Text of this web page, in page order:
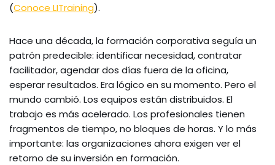
(Conoce LITraining).
Hace una década, la formación corporativa seguía un
patrón predecible: identificar necesidad, contratar
facilitador, agendar dos días fuera de la oficina,
esperar resultados. Era lógico en su momento. Pero el
mundo cambió. Los equipos están distribuidos. El
trabajo es más acelerado. Los profesionales tienen
fragmentos de tiempo, no bloques de horas. Y lo más
importante: las organizaciones ahora exigen ver el
retorno de su inversión en formación.